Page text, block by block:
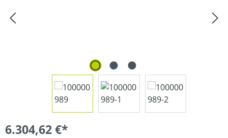
6.304,62 €*